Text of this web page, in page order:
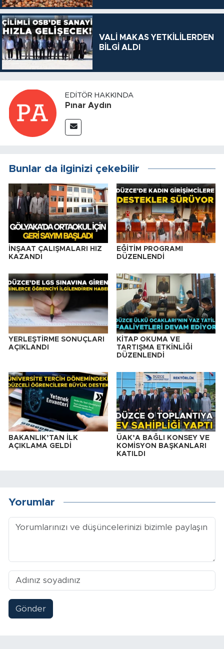
VALİ MAKAS YETKİLİLERDEN
BİLGİ ALDI
EDITÖR HAKKINDA
Pınar Aydın
Bunlar da ilginizi çekebilir
İNŞAAT ÇALIŞMALARI HIZ
KAZANDI
EĞİTİM PROGRAMI
DÜZENLENDİ
YERLEŞTİRME SONUÇLARI
AÇIKLANDI
KİTAP OKUMA VE
TARTIŞMA ETKİNLİĞİ
DÜZENLENDİ
BAKANLIK’TAN İLK
AÇIKLAMA GELDİ
ÜAK’A BAĞLI KONSEY VE
KOMİSYON BAŞKANLARI
KATILDI
Yorumlar
Gönder